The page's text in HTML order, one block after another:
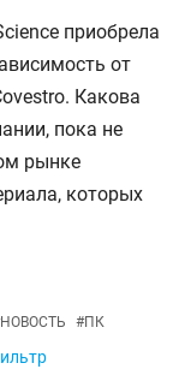
приобрела
от
Какова
пока не
рынке
которых
НОВОСТЬ #ПК